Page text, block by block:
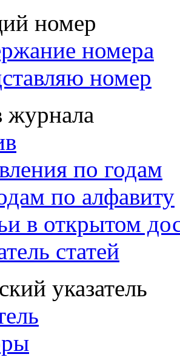
номер
номера
номер
журнала
по годам
по алфавиту
в открытом
статей
указатель